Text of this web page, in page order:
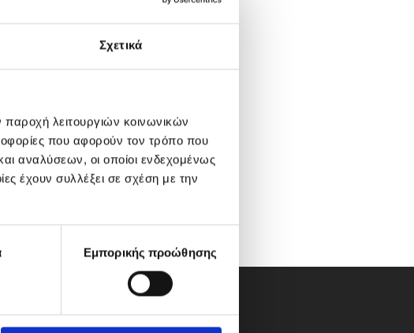
Σχετικά
παροχή λειτουργιών κοινωνικών
που αφορούν τον τρόπο που
αναλύσεων, οι οποίοι ενδεχομένως
έχουν συλλέξει σε σχέση με την
Εμπορικής προώθησης